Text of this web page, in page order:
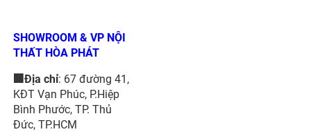
SHOWROOM & VP NỘI
THẤT HÒA PHÁT
🏢Địa chỉ: 67 đường 41,
KĐT Vạn Phúc, P.Hiệp
Bình Phước, TP. Thủ
Đức, TP.HCM